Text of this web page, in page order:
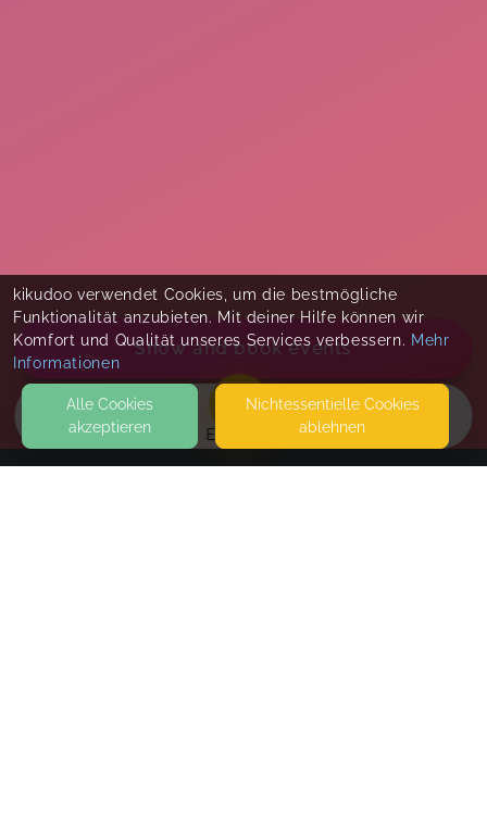
EVENTS
Show and book events
kikudoo verwendet Cookies, um die bestmögliche
Funktionalität anzubieten. Mit deiner Hilfe können wir
Komfort und Qualität unseres Services verbessern. Mehr
Informationen
Alle Cookies
akzeptieren
Nicht­essentielle Cookies
ablehnen